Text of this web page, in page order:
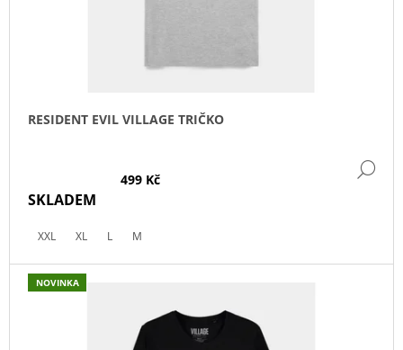
RESIDENT EVIL VILLAGE TRIČKO
499 Kč
SKLADEM
XXL XL L M
NOVINKA